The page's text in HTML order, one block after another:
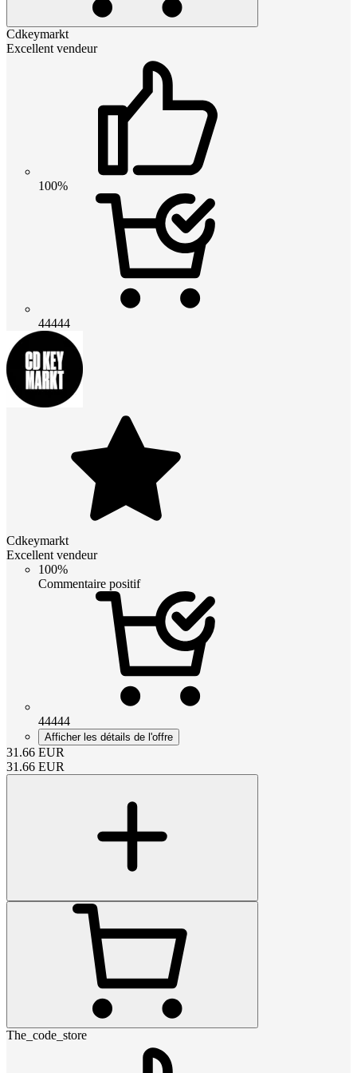
Cdkeymarkt
Excellent vendeur
100%
44444
Cdkeymarkt
Excellent vendeur
100%
Commentaire positif
44444
Afficher les détails de l'offre
31.66 EUR
31.66 EUR
The_code_store